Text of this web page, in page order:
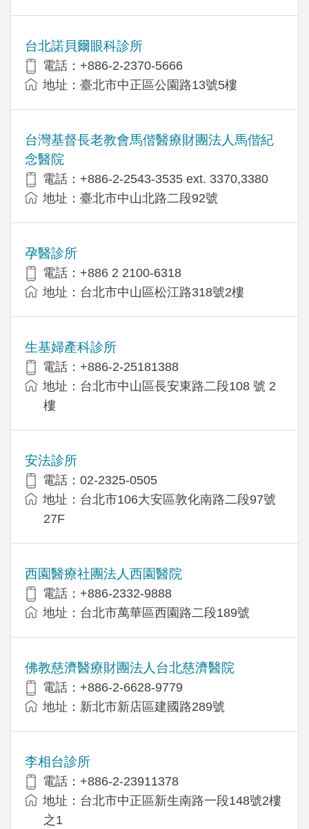
台北諾貝爾眼科診所
電話：+886-2-2370-5666
地址：臺北市中正區公園路13號5樓
台灣基督長老教會馬偕醫療財團法人馬偕紀
念醫院
電話：+886-2-2543-3535 ext. 3370,3380
地址：臺北市中山北路二段92號
孕醫診所
電話：+886 2 2100-6318
地址：台北市中山區松江路318號2樓
生基婦產科診所
電話：+886-2-25181388
地址：台北市中山區長安東路二段108 號 2
樓
安法診所
電話：02-2325-0505
地址：台北市106大安區敦化南路二段97號
27F
西園醫療社團法人西園醫院
電話：+886-2332-9888
地址：台北市萬華區西園路二段189號
佛教慈濟醫療財團法人台北慈濟醫院
電話：+886-2-6628-9779
地址：新北市新店區建國路289號
李相台診所
電話：+886-2-23911378
地址：台北市中正區新生南路一段148號2樓
之1